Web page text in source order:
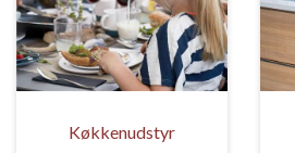
Køkkenudstyr